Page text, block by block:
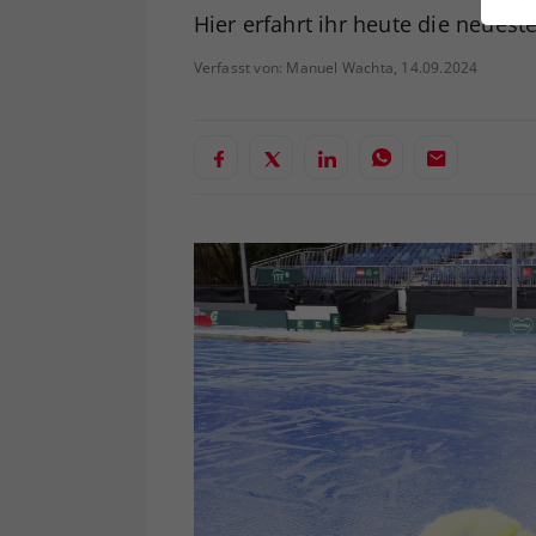
Hier erfahrt ihr heute die
Verfasst von: Manuel Wachta, 14.09.2024